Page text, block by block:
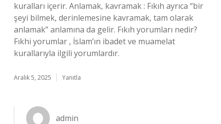
kuralları içerir. Anlamak, kavramak : Fıkıh ayrıca “bir
şeyi bilmek, derinlemesine kavramak, tam olarak
anlamak” anlamına da gelir. Fıkıh yorumları nedir?
Fıkhi yorumlar , İslam’ın ibadet ve muamelat
kurallarıyla ilgili yorumlardır.
Aralık 5, 2025 Yanıtla
admin